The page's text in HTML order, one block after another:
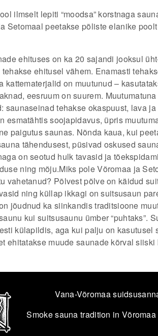
ilmselt lepiti “moodsa” korstnaga
Setomaal peetakse põliste elanike
ehituses on ka 20 sajandi jooksul
ehitusel vähem. Enamasti
kattematerjalid on muutunud –
eesruum on suurem.
saunaseinad tehakse okaspuust, lava
esmatähtis soojapidavus, üpris
paigutus saunas. Nõnda kaua, kui
tähendusest, püsivad oskused
on seotud hulk tavasid ja
ning mõju.Miks pole Võromaa ja
vahetanud? Põlvest põlve on käidud
ning küllap ikkagi on suitsusaun
jõudnud ka siinkandis traditsioone
kui suitsusaunu ümber “puhtaks”.
külapildis, aga kui palju on kasutusel
ehitatakse muude saunade kõrval
Vana-Võromaa
Smoke sauna tradition in